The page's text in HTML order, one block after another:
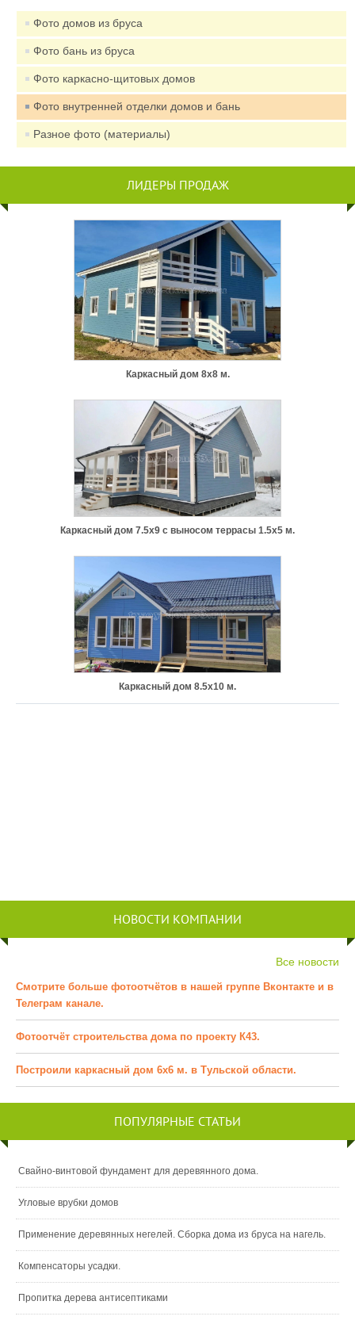
Фото домов из бруса
Фото бань из бруса
Фото каркасно-щитовых домов
Фото внутренней отделки домов и бань
Разное фото (материалы)
ЛИДЕРЫ ПРОДАЖ
Каркасный дом 8х8 м.
Каркасный дом 7.5х9 с выносом террасы 1.5х5 м.
Каркасный дом 8.5х10 м.
НОВОСТИ КОМПАНИИ
Все новости
Смотрите больше фотоотчётов в нашей группе Вконтакте и в
Телеграм канале.
Фотоотчёт строительства дома по проекту К43.
Построили каркасный дом 6х6 м. в Тульской области.
ПОПУЛЯРНЫЕ СТАТЬИ
Свайно-винтовой фундамент для деревянного дома.
Угловые врубки домов
Применение деревянных негелей. Сборка дома из бруса на нагель.
Компенсаторы усадки.
Пропитка дерева антисептиками